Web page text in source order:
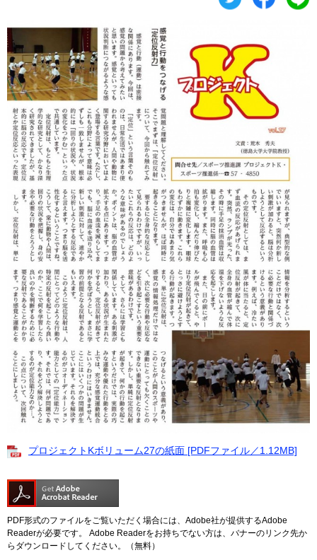
プロジェクトKボリューム27の紙面 [PDFファイル／1.12MB]
PDF形式のファイルをご覧いただく場合には、Adobe社が提供するAdobe
Readerが必要です。
Adobe Readerをお持ちでない方は、バナーのリンク先か
らダウンロードしてください。（無料）